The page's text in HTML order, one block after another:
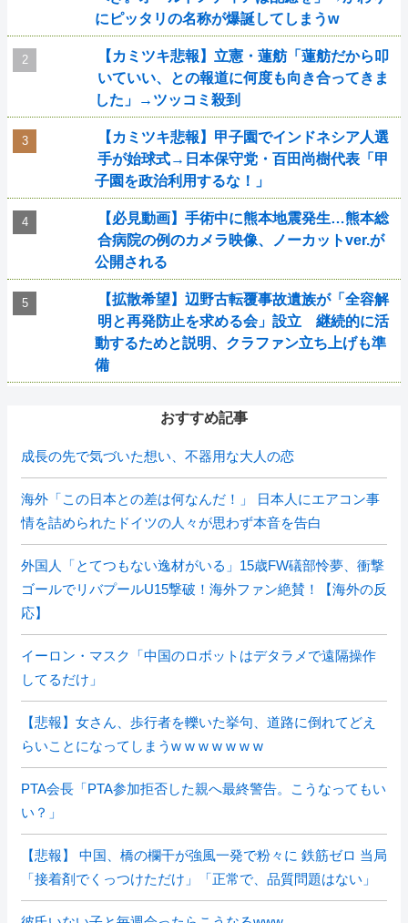
にピッタリの名称が爆誕してしまうw
【カミツキ悲報】立憲・蓮舫「蓮舫だから叩
いていい、との報道に何度も向き合ってきま
した」→ツッコミ殺到
【カミツキ悲報】甲子園でインドネシア人選
手が始球式→日本保守党・百田尚樹代表「甲
子園を政治利用するな！」
【必見動画】手術中に熊本地震発生…熊本総
合病院の例のカメラ映像、ノーカットver.が
公開される
【拡散希望】辺野古転覆事故遺族が「全容解
明と再発防止を求める会」設立 継続的に活
動するためと説明、クラファン立ち上げも準
備
おすすめ記事
成長の先で気づいた想い、不器用な大人の恋
海外「この日本との差は何なんだ！」 日本人にエアコン事
情を詰められたドイツの人々が思わず本音を告白
外国人「とてつもない逸材がいる」15歳FW礒部怜夢、衝撃
ゴールでリバプールU15撃破！海外ファン絶賛！【海外の反
応】
イーロン・マスク「中国のロボットはデタラメで遠隔操作
してるだけ」
【悲報】女さん、歩行者を轢いた挙句、道路に倒れてどえ
らいことになってしまうw w w w w w w
PTA会長「PTA参加拒否した親へ最終警告。こうなってもい
い？」
【悲報】 中国、橋の欄干が強風一発で粉々に 鉄筋ゼロ 当局
「接着剤でくっつけただけ」「正常で、品質問題はない」